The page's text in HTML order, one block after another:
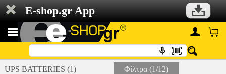
E-shop.gr App
UPS BATTERIES (1) Φίλτρα (1/12)